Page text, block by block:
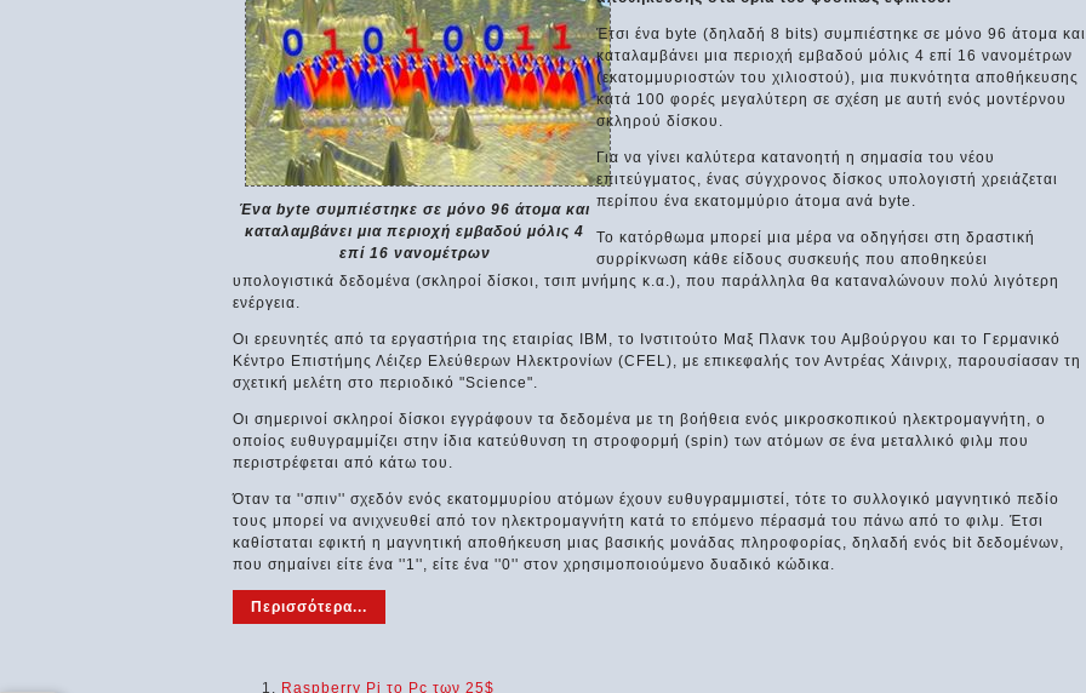
Ένα byte συμπιέστηκε σε μόνο 96 άτομα και
καταλαμβάνει μια περιοχή εμβαδού μόλις 4
επί 16 νανομέτρων
Έτσι ένα byte (δηλαδή 8 bits) συμπιέστηκε σε μόνο 96 άτομα και
καταλαμβάνει μια περιοχή εμβαδού μόλις 4 επί 16 νανομέτρων
(εκατομμυριοστών του χιλιοστού), μια πυκνότητα αποθήκευσης
κατά 100 φορές μεγαλύτερη σε σχέση με αυτή ενός μοντέρνου
σκληρού δίσκου.
Για να γίνει καλύτερα κατανοητή η σημασία του νέου
επιτεύγματος, ένας σύγχρονος δίσκος υπολογιστή χρειάζεται
περίπου ένα εκατομμύριο άτομα ανά byte.
Το κατόρθωμα μπορεί μια μέρα να οδηγήσει στη δραστική
συρρίκνωση κάθε είδους συσκευής που αποθηκεύει
υπολογιστικά δεδομένα (σκληροί δίσκοι, τσιπ μνήμης κ.α.), που παράλληλα θα καταναλώνουν πολύ λιγότερη
ενέργεια.
Οι ερευνητές από τα εργαστήρια της εταιρίας ΙΒΜ, το Ινστιτούτο Μαξ Πλανκ του Αμβούργου και το Γερμανικό
Κέντρο Επιστήμης Λέιζερ Ελεύθερων Ηλεκτρονίων (CFEL), με επικεφαλής τον Αντρέας Χάινριχ, παρουσίασαν τη
σχετική μελέτη στο περιοδικό "Science".
Οι σημερινοί σκληροί δίσκοι εγγράφουν τα δεδομένα με τη βοήθεια ενός μικροσκοπικού ηλεκτρομαγνήτη, ο
οποίος ευθυγραμμίζει στην ίδια κατεύθυνση τη στροφορμή (spin) των ατόμων σε ένα μεταλλικό φιλμ που
περιστρέφεται από κάτω του.
Όταν τα ''σπιν'' σχεδόν ενός εκατομμυρίου ατόμων έχουν ευθυγραμμιστεί, τότε το συλλογικό μαγνητικό πεδίο
τους μπορεί να ανιχνευθεί από τον ηλεκτρομαγνήτη κατά το επόμενο πέρασμά του πάνω από το φιλμ. Έτσι
καθίσταται εφικτή η μαγνητική αποθήκευση μιας βασικής μονάδας πληροφορίας, δηλαδή ενός bit δεδομένων,
που σημαίνει είτε ένα ''1'', είτε ένα ''0'' στον χρησιμοποιούμενο δυαδικό κώδικα.
Περισσότερα...
Raspberry Pi το Pc των 25$